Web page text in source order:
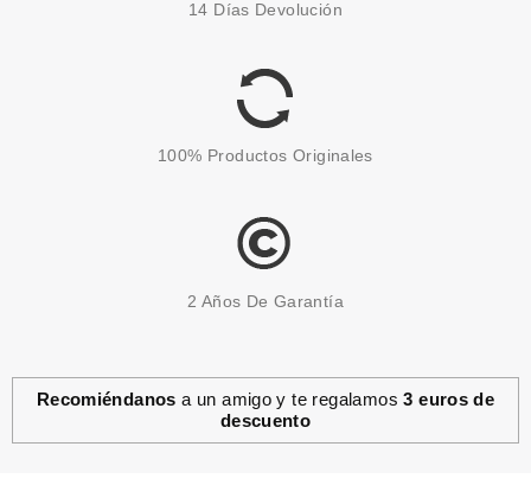
BÁLSAMO DE LABIOS 03 TIME
2.49€
ESSENCE
14 Días Devolución
100% Productos Originales
2 Años De Garantía
Recomiéndanos a un amigo y te regalamos3 euros de
descuento